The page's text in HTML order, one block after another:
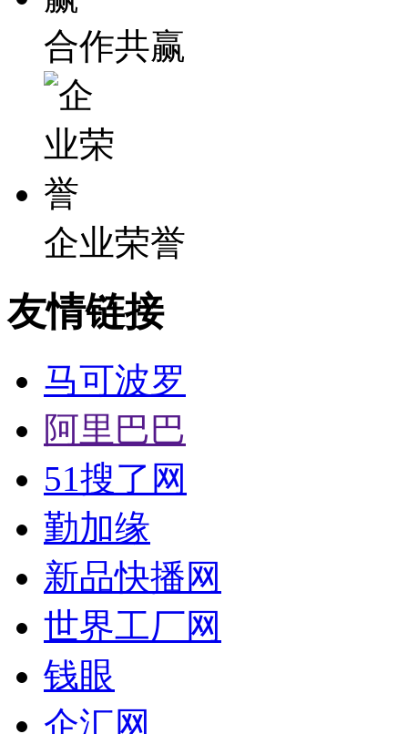
合作共赢
企业荣誉
友情链接
马可波罗
阿里巴巴
51搜了网
勤加缘
新品快播网
世界工厂网
钱眼
企汇网